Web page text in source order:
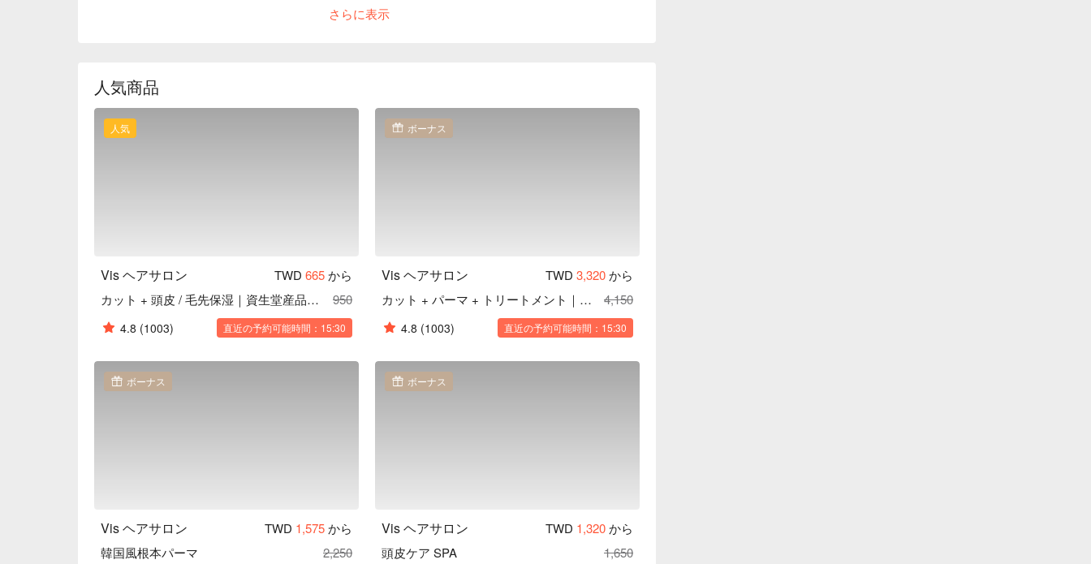
周辺環境：MRT 中山駅より徒歩 1 分。おしゃれな雰囲気で日本人観光客と若者に大人気の観光
さらに表示
人気商品
人気
Vis ヘアサロン TWD 665から
カット + 頭皮 / 毛先保湿｜資生堂産品使用
950
4.8 (1003) 直近の予約可能時間：15:30
ボーナス
Vis ヘアサロン TWD 3,320から
カット + パーマ + トリートメント｜資生堂製品使用
4,150
4.8 (1003) 直近の予約可能時間：15:30
ボーナス
Vis ヘアサロン TWD 1,575から
韓国風根本パーマ
2,250
ボーナス
Vis ヘアサロン TWD 1,320から
頭皮ケア SPA
1,650